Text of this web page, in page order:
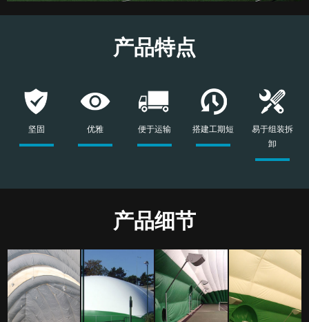
产品特点
坚固 优雅 便于运输 搭建工期短
易于组装拆
卸
产品细节